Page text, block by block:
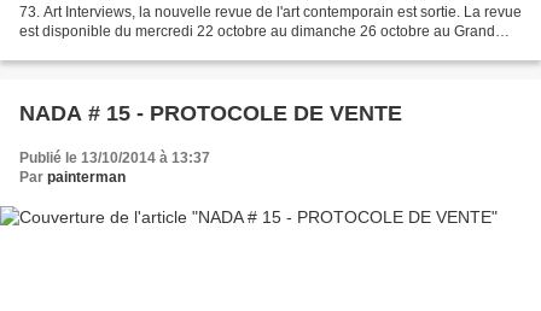
73. Art Interviews, la nouvelle revue de l'art contemporain est sortie. La revue
est disponible du mercredi 22 octobre au dimanche 26 octobre au Grand
NADA # 15 - PROTOCOLE DE VENTE
Publié le 13/10/2014 à 13:37
Par painterman